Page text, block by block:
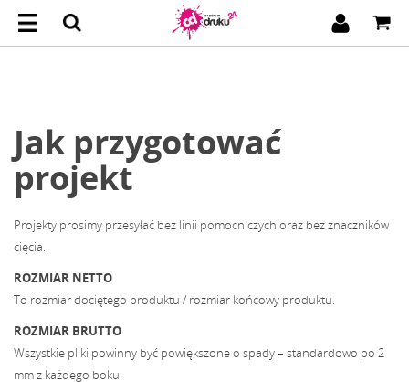
Jak przygotować
projekt
Projekty prosimy przesyłać bez linii pomocniczych oraz bez znaczników
cięcia.
ROZMIAR NETTO
To rozmiar dociętego produktu / rozmiar końcowy produktu.
ROZMIAR BRUTTO
Wszystkie pliki powinny być powiększone o spady – standardowo po 2
mm z każdego boku.